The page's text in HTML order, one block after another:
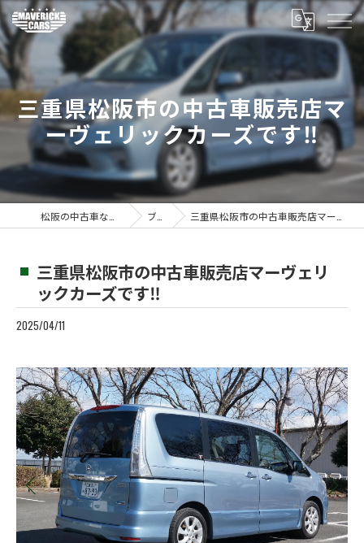
三重県松阪市の中古車販売店マ
ーヴェリックカーズです‼️
ブログ 三重県松阪市の中古車販売店マーヴェリックカーズです‼️
三重県松阪市の中古車販売店マーヴェリ
ックカーズです‼️
2025/04/11